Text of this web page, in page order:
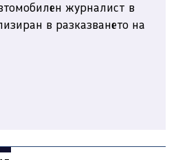
журналист в
в разказването на